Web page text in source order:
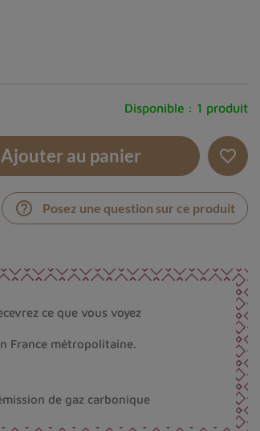
Disponible : 1 produit
Ajouter au panier favorite_border
help_outline Posez une question sur ce produit
ce que vous voyez
France métropolitaine.
de gaz carbonique